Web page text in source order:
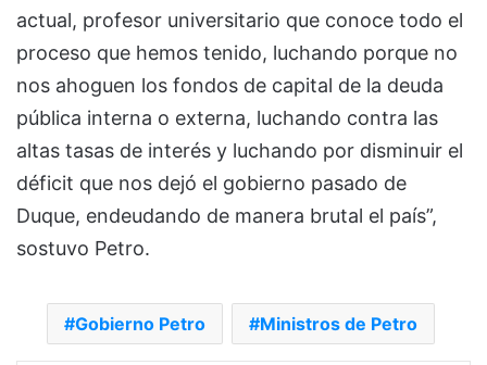
actual, profesor universitario que conoce todo el
proceso que hemos tenido, luchando porque no
nos ahoguen los fondos de capital de la deuda
pública interna o externa, luchando contra las
altas tasas de interés y luchando por disminuir el
déficit que nos dejó el gobierno pasado de
Duque, endeudando de manera brutal el país”,
sostuvo Petro.
Gobierno Petro Ministros de Petro